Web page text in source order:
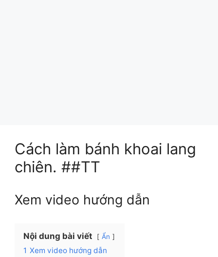
Cách làm bánh khoai lang
chiên. ##TT
Xem video hướng dẫn
Nội dung bài viết Ẩn
1 Xem video hướng dẫn